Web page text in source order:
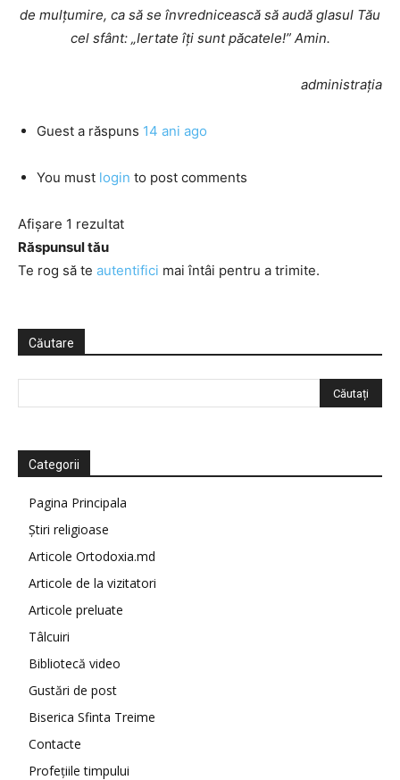
de mulţumire, ca să se învrednicească să audă glasul Tău
cel sfânt: „Iertate îţi sunt păcatele!” Amin.
administrația
Guest a răspuns 14 ani ago
You must login to post comments
Afișare 1 rezultat
Răspunsul tău
Te rog să te autentifici mai întâi pentru a trimite.
Căutare
Categorii
Pagina Principala
Știri religioase
Articole Ortodoxia.md
Articole de la vizitatori
Articole preluate
Tâlcuiri
Bibliotecă video
Gustări de post
Biserica Sfinta Treime
Contacte
Profețiile timpului